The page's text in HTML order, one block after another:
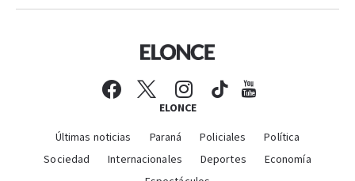
ELONCE
Últimas noticias Paraná Policiales
Política
Sociedad
Internacionales Deportes
Economía